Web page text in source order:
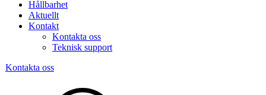
Hållbarhet
Aktuellt
Kontakt
Kontakta oss
Teknisk support
Kontakta oss